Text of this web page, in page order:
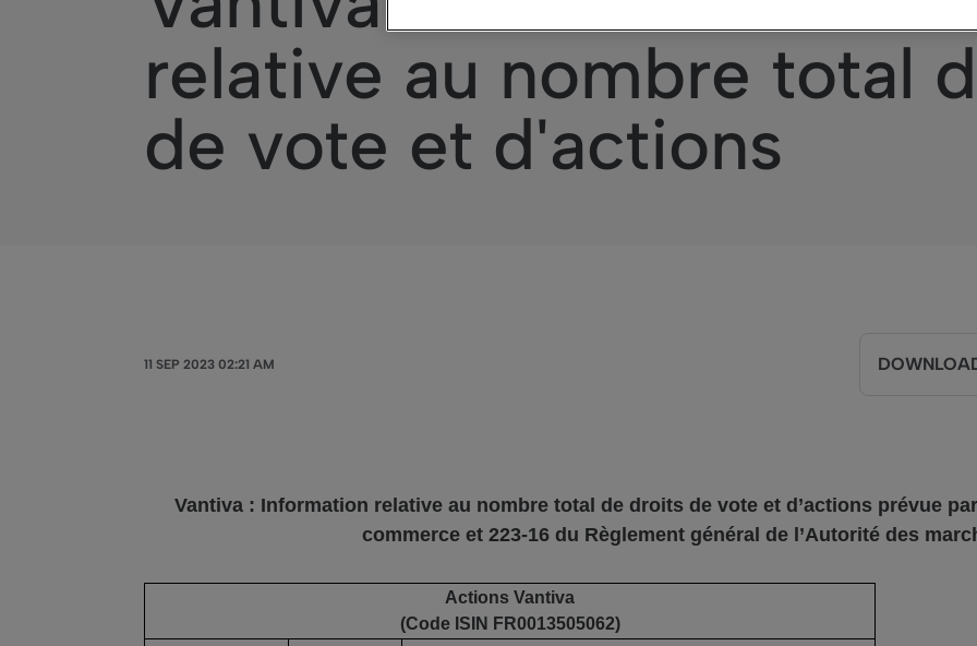
relative au nombre total
de vote et d'actions
11 SEP 2023 02:21 AM
Vantiva: Information relative au nombre total de droits de vote et d’actions prévue
commerce et 223-16 du Règlement général de l’Autorité des
Actions Vantiva
(Code ISIN FR0013505062)